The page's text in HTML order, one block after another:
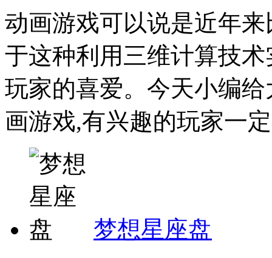
动画游戏可以说是近年
于这种利用三维计算技
玩家的喜爱。今天小编
画游戏,有兴趣的玩家一
梦想星座盘